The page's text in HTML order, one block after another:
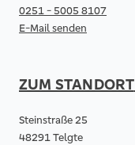
0251 - 5005 8107
E-Mail senden
ZUM STANDORT
Steinstraße 25
48291 Telgte